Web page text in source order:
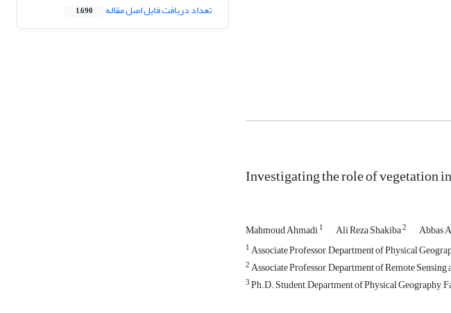
Investigating the role of vegetation
Mahmoud Ahmadi1 Ali Reza Shakiba2 Abbas
1Associate Professor, Department of Physical
2Associate Professor, Department of Remote
3Ph.D. Student, Department of Physical Geography,
تعداد دریافت فایل اصل مقاله 1,690